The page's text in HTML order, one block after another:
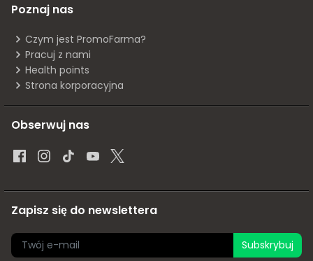
Poznaj nas
Czym jest PromoFarma?
Pracuj z nami
Health points
Strona korporacyjna
Obserwuj nas
Zapisz się do newslettera
Subskrybuj